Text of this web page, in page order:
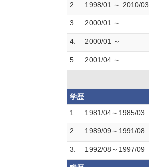
2. 1998/01 ～ 2010/03
3. 2000/01 ～
4. 2000/01 ～
5. 2001/04 ～
学歴
1.
1981/04～1985/03
2. 1989/09～1991/08
3. 1992/08～1997/09